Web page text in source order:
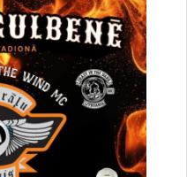
nepaliek nepamanīta tālu
saņem ielūgumu doties
Vācijas ķeizara Vilhelma II
liecina vēlāk piešķirtā
Kas var saskaitīt, cik šīs
ir guvuši izglītību Jāņa